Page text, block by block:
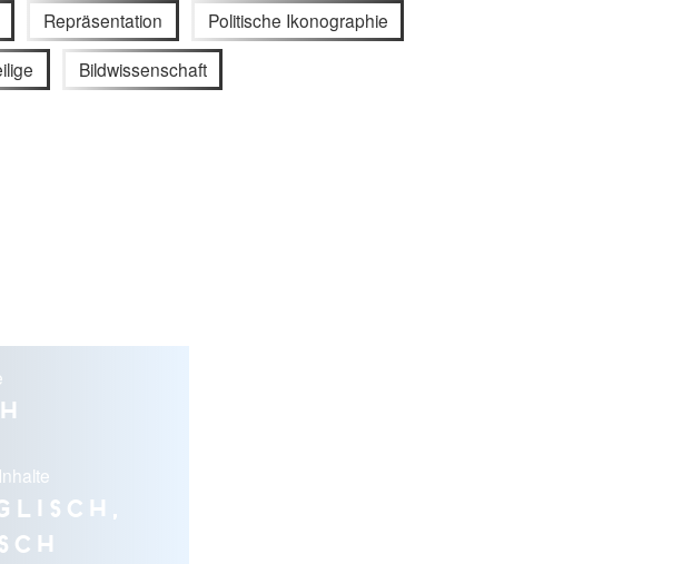
Repräsentation Politische Ikonographie
Bildwissenschaft